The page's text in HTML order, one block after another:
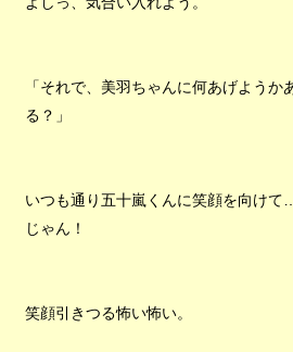
「それで、美羽ちゃんに何あげようか
る？」
いつも通り五十嵐くんに笑顔を向け
じゃん！
笑顔引きつる怖い怖い。